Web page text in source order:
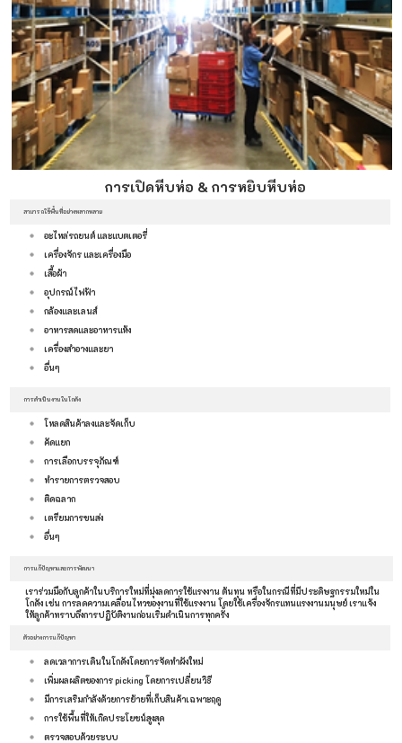
การเปิดหีบห่อ & การหยิบหีบห่อ
สามารถใช้พื้นที่อย่างหลากหลาย
อะไหล่รถยนต์ และแบตเตอรี่
เครื่องจักร และเครื่องมือ
เสื้อผ้า
อุปกรณ์ไฟฟ้า
กล้องและเลนส์
อาหารสดและอาหารแห้ง
เครื่องสำอางและยา
อื่นๆ
การดำเนินงานในโกดัง
โหลดสินค้าลงและจัดเก็บ
คัดแยก
การเลือกบรรจุภัณฑ์
ทำรายการตรวจสอบ
ติดฉลาก
เตรียมการขนส่ง
อื่นๆ
การแก้ปัญหาและการพัฒนา
เราร่วมมือกับลูกค้าในบริการใหม่ที่มุ่งลดการใช้แรงงาน ต้นทุน หรือในกรณีที่มีประดิษฐกรรมใหม่ใน
โกดัง เช่น การลดความเคลื่อนไหวของงานที่ใช้แรงงาน โดยใช้เครื่องจักรแทนแรงงานมนุษย์ เราแจ้ง
ให้ลูกค้าทราบถึงการปฏิบัติงานก่อนเริ่มดำเนินการทุกครั้ง
ตัวอย่างการแก้ปัญหา
ลดเวลาการเดินในโกดังโดยการจัดทำผังใหม่
เพิ่มผลผลิตของการ picking โดยการเปลี่ยนวิธี
มีการเสริมกำลังด้วยการย้ายที่เก็บสินค้าเฉพาะฤดู
การใช้พื้นที่ให้เกิดประโยชน์สูงสุด
ตรวจสอบด้วยระบบ